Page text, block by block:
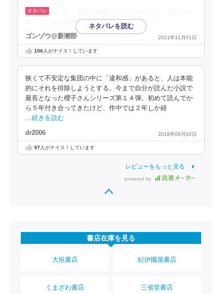
続けて諦めの境地に。そろそろ収束して欲しい。
ゴンゾウ@新潮部 2021年11月01日
106人がナイス！しています
狭くて不安定な集団の中に「違和感」があると、人は本能
的にそれを排除しようとする。今まで自分が読んだ小説で
最長となった櫻子さんシリーズ第１４弾。初めて読んでか
ら５年付き合ってきたけど、作中では２年しか経
…続きを読む
dr2006 2019年09月02日
97人がナイス！しています
レビューをもっと見る
powered by
書店在庫を見る
大垣書店 紀伊國屋書店
くまざわ書店 三省堂書店